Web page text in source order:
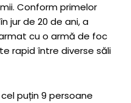
Conform primelor
jur de 20 de ani, a
cu o armă de foc
rapid între diverse săli
puțin 9 persoane